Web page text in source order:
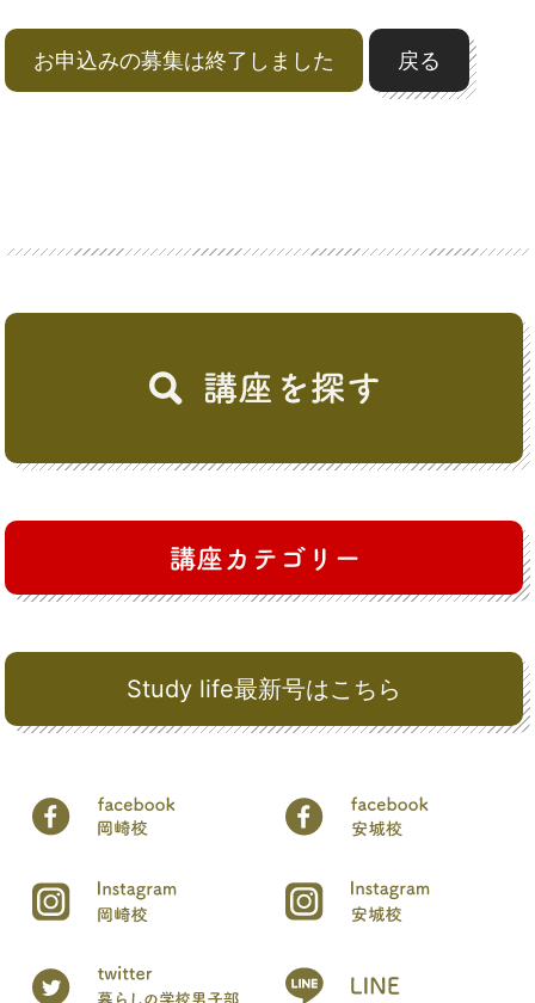
Study life最新号はこちら
お申込みの募集は終了しました 戻る